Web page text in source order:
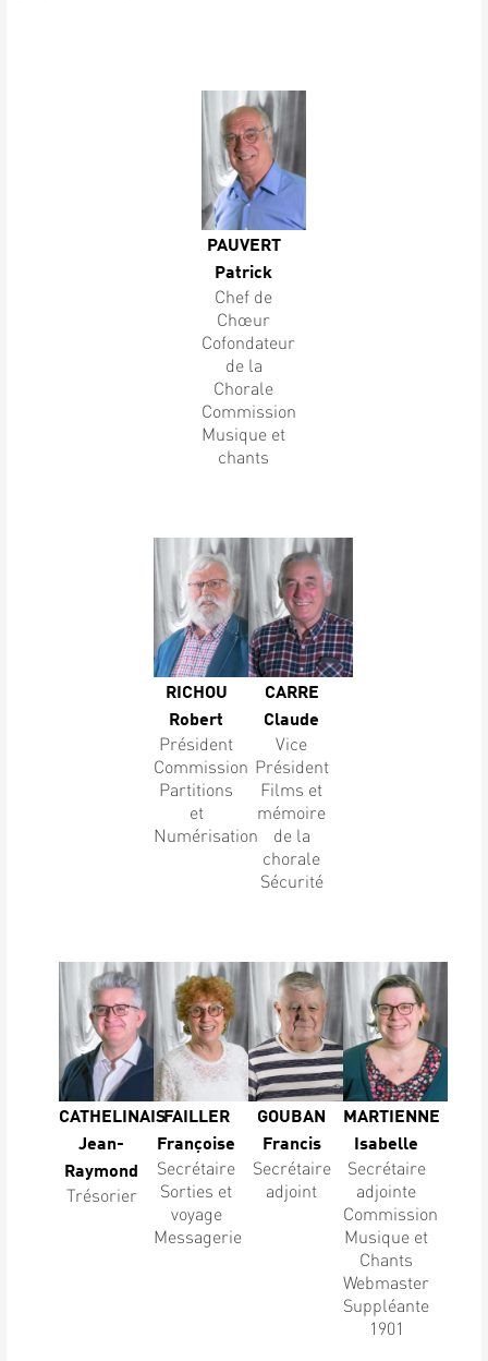
PAUVERT
Patrick
Chef de
Chœur
Cofondateur
de la
Chorale
Commission
Musique et
chants
RICHOU
Robert
Président
Commission
Partitions
et
Numérisation
CARRE
Claude
Vice
Président
Films et
mémoire
de la
chorale
Sécurité
CATHELINAIS
Jean-
Raymond
Trésorier
FAILLER
Françoise
Secrétaire
Sorties et
voyage
Messagerie
GOUBAN
Francis
Secrétaire
adjoint
MARTIENNE
Isabelle
Secrétaire
adjointe
Commission
Musique et
Chants
Webmaster
Suppléante
1901